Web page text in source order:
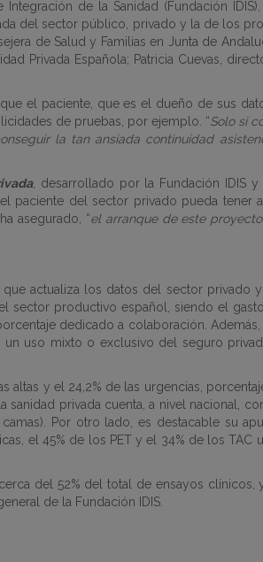
de la Sanidad (Fundación
del sector público, privado y la de los
de Salud y Familias en Junta de
Privada Española; Patricia Cuevas,
el paciente, que es el dueño de sus
de pruebas, por ejemplo. “Solo si
la tan ansiada continuidad
, desarrollado por la Fundación IDIS
paciente del sector privado pueda tener
asegurado, “el arranque de este
que actualiza los datos del sector privado
sector productivo español, siendo el
dedicado a colaboración.
un uso mixto o exclusivo del seguro
altas y el 24,2% de las urgencias,
sanidad privada cuenta, a nivel nacional,
Por otro lado, es destacable su
el 45% de los PET y el 34% de los TAC
del 52% del total de ensayos clínicos,
de la Fundación IDIS.